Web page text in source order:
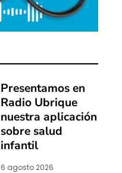
Presentamos en
Radio Ubrique
nuestra aplicación
sobre salud
infantil
6 agosto 2026